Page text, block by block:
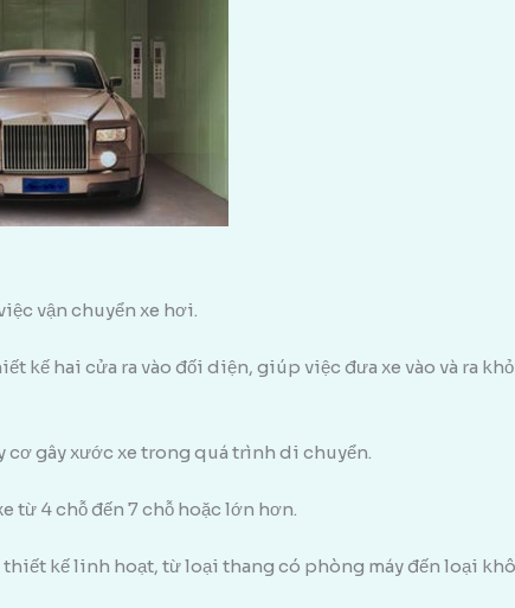
vận chuyển xe hơi.
kế hai cửa ra vào đối diện, giúp việc đưa xe vào và ra
gây xước xe trong quá trình di chuyển.
từ 4 chỗ đến 7 chỗ hoặc lớn hơn.
kế linh hoạt, từ loại thang có phòng máy đến loại